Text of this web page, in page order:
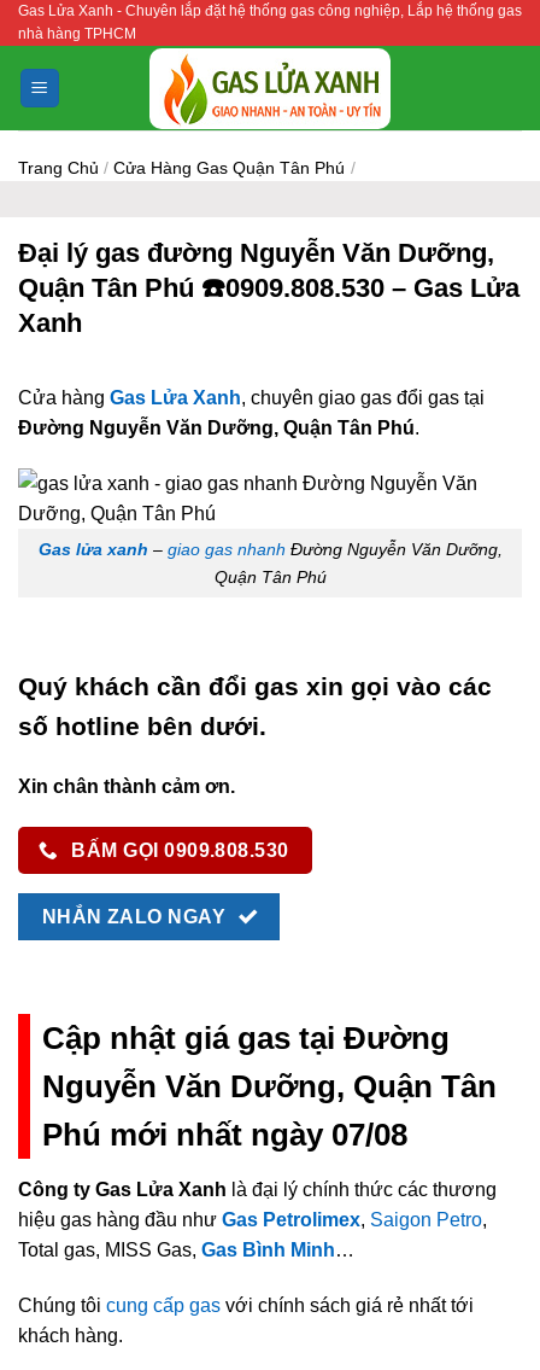
Bỏ
qua
nội
dung
Gas Lửa Xanh - Chuyên lắp đặt hệ thống gas công nghiệp, Lắp hệ thống gas
nhà hàng TPHCM
Trang Chủ / Cửa Hàng Gas Quận Tân Phú /
Đại lý gas đường Nguyễn Văn Dưỡng,
Quận Tân Phú ☎️0909.808.530 – Gas Lửa
Xanh
Cửa hàng Gas Lửa Xanh, chuyên giao gas đổi gas tại
Đường Nguyễn Văn Dưỡng, Quận Tân Phú.
Gas lửa xanh – giao gas nhanh Đường Nguyễn Văn Dưỡng,
Quận Tân Phú
Quý khách cần đổi gas xin gọi vào các
số hotline bên dưới.
Xin chân thành cảm ơn.
BẤM GỌI 0909.808.530
NHẮN ZALO NGAY
Cập nhật giá gas tại Đường
Nguyễn Văn Dưỡng, Quận Tân
Phú mới nhất ngày 07/08
Công ty Gas Lửa Xanh là đại lý chính thức các thương
hiệu gas hàng đầu như Gas Petrolimex, Saigon Petro,
Total gas, MISS Gas, Gas Bình Minh…
Chúng tôi cung cấp gas với chính sách giá rẻ nhất tới
khách hàng.